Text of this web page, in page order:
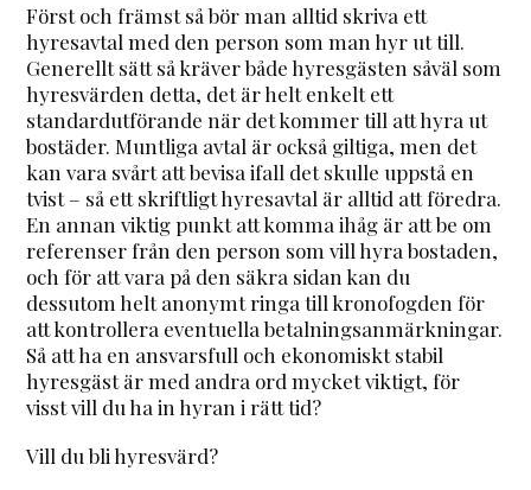
Först och främst så bör man alltid skriva ett
hyresavtal med den person som man hyr ut till.
Generellt sätt så kräver både hyresgästen såväl som
hyresvärden detta, det är helt enkelt ett
standardutförande när det kommer till att hyra ut
bostäder. Muntliga avtal är också giltiga, men det
kan vara svårt att bevisa ifall det skulle uppstå en
tvist – så ett skriftligt hyresavtal är alltid att föredra.
En annan viktig punkt att komma ihåg är att be om
referenser från den person som vill hyra bostaden,
och för att vara på den säkra sidan kan du
dessutom helt anonymt ringa till kronofogden för
att kontrollera eventuella betalningsanmärkningar.
Så att ha en ansvarsfull och ekonomiskt stabil
hyresgäst är med andra ord mycket viktigt, för
visst vill du ha in hyran i rätt tid?
Vill du bli hyresvärd?